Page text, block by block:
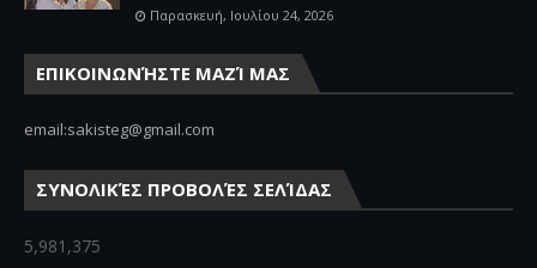
Παρασκευή, Ιουλίου 24, 2026
ΕΠΙΚΟΙΝΩΝΉΣΤΕ ΜΑΖΊ ΜΑΣ
email:sakisteg@gmail.com
ΣΥΝΟΛΙΚΈΣ ΠΡΟΒΟΛΈΣ ΣΕΛΊΔΑΣ
5,981,375